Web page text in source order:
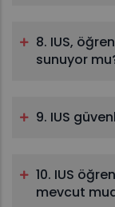
8. IUS,
sunuyor
9. IUS
10. IUS
mevcut